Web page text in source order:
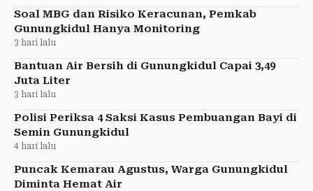
Soal MBG dan Risiko Keracunan, Pemkab
Gunungkidul Hanya Monitoring
3 hari lalu
Bantuan Air Bersih di Gunungkidul Capai 3,49
Juta Liter
3 hari lalu
Polisi Periksa 4 Saksi Kasus Pembuangan Bayi di
Semin Gunungkidul
4 hari lalu
Puncak Kemarau Agustus, Warga Gunungkidul
Diminta Hemat Air